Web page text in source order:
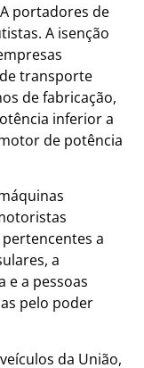
portadores de
A isenção
transporte
de fabricação,
inferior a
de potência
a
a
e a pessoas
pelo poder
da União,